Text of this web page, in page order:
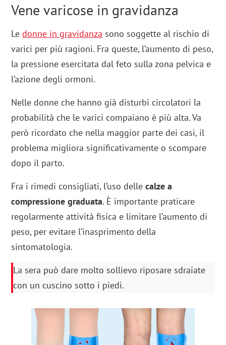
Vene varicose in gravidanza
Ledonne in gravidanza sono soggette al rischio di
varici per più ragioni. Fra queste, l’aumento di peso,
la pressione esercitata dal feto sulla zona pelvica e
l’azione degli ormoni.
Nelle donne che hanno già disturbi circolatori la
probabilità che le varici compaiano è più alta. Va
però ricordato che nella maggior parte dei casi, il
problema migliora significativamente o scompare
dopo il parto.
Fra i rimedi consigliati, l’uso dellecalze a
compressione graduata. È importante praticare
regolarmente attività fisica e limitare l’aumento di
peso, per evitare l’inasprimento della
sintomatologia.
La sera può dare molto sollievo riposare sdraiate
con un cuscino sotto i piedi.